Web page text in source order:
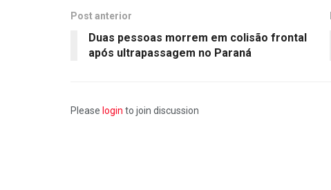
Post anterior
Duas pessoas morrem em colisão frontal
após ultrapassagem no Paraná
Please login to join discussion